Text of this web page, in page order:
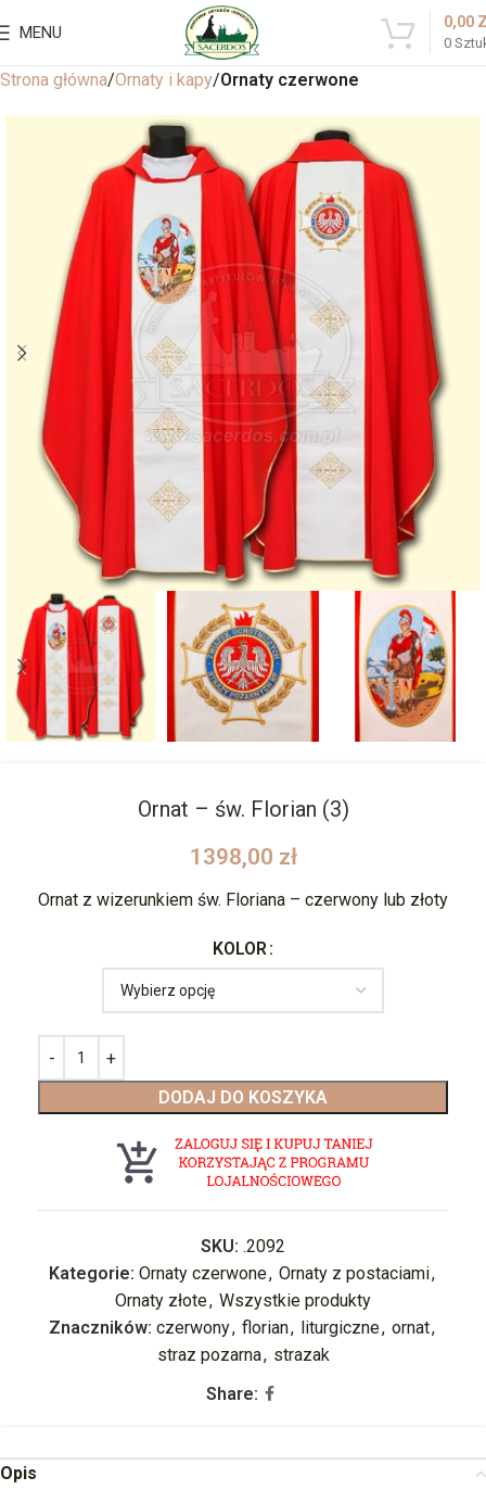
MENU
0
0,00
Strona główna Ornaty i kapy Ornaty czerwone
Ornat – św. Florian (3)
1398,00 zł
Ornat z wizerunkiem św. Floriana – czerwony lub złoty
KOLOR
DODAJ DO KOSZYKA
SKU: .2092
Kategorie: Ornaty czerwone, Ornaty z postaciami,
Ornaty złote, Wszystkie produkty
Znaczników: czerwony, florian, liturgiczne, ornat,
straz pozarna, strazak
Share:
Opis